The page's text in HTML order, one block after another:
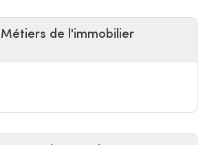
Métiers de l'immobilier